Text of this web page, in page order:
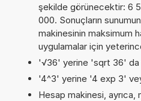
şekilde görünecektir: 6
000. Sonuçların
makinesinin maksimum
uygulamalar için
'√36' yerine 'sqrt 36' da
'4^3' yerine '4 exp 3'
Hesap makinesi,